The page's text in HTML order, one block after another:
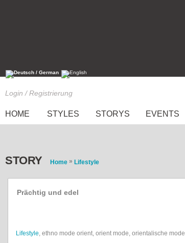
Login / Registrierung
HOME STYLES STORYS EVENTS
STORY Home » Lifestyle
Prächtig und edel
Lifestyle, ethno mode orient, orient mode, orientalische mode